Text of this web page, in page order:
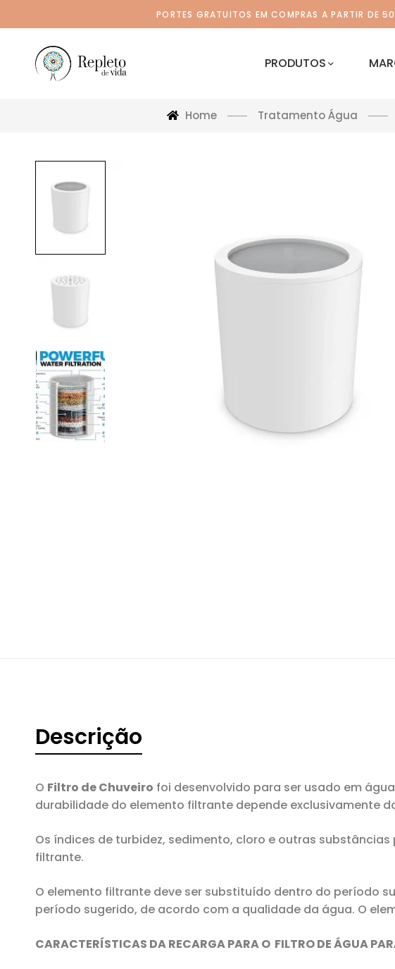
PORTES GRATUITOS EM COMPRAS A PARTIR DE
PRODUTOS
Home Tratamento Água
Descrição
O Filtro de Chuveiro foi desenvolvido para ser usado em
durabilidade do elemento filtrante depende exclusivamente
Os índices de turbidez, sedimento, cloro e outras
filtrante.
O elemento filtrante deve ser substituído dentro do período
período sugerido, de acordo com a qualidade da água. O
CARACTERÍSTICAS DA RECARGA PARA O FILTRO DE ÁGUA